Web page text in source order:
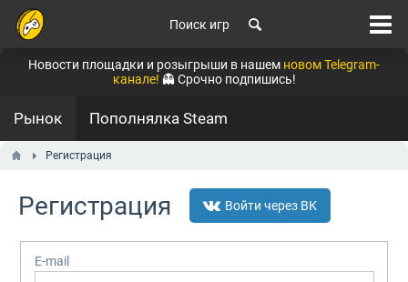
Поиск игр
Новости площадки и розыгрыши в нашем новом Telegram-
канале! 👻 Срочно подпишись!
Рынок Пополнялка Steam
Регистрация
Регистрация Войти через ВК
E-mail